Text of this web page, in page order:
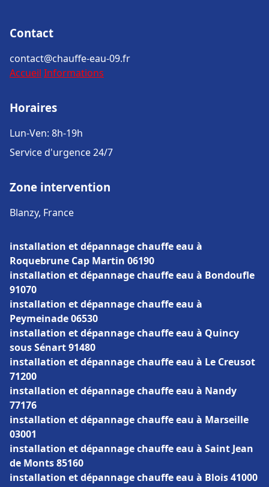
Contact
contact@chauffe-eau-09.fr
Accueil Informations
Horaires
Lun-Ven: 8h-19h
Service d'urgence 24/7
Zone intervention
Blanzy, France
installation et dépannage chauffe eau à
Roquebrune Cap Martin 06190
installation et dépannage chauffe eau à Bondoufle
91070
installation et dépannage chauffe eau à
Peymeinade 06530
installation et dépannage chauffe eau à Quincy
sous Sénart 91480
installation et dépannage chauffe eau à Le Creusot
71200
installation et dépannage chauffe eau à Nandy
77176
installation et dépannage chauffe eau à Marseille
03001
installation et dépannage chauffe eau à Saint Jean
de Monts 85160
installation et dépannage chauffe eau à Blois 41000